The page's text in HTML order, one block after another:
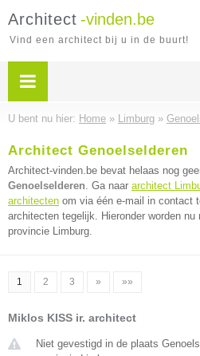
Architect -vinden.be
Vind een architect bij u in de buurt!
U bent nu hier: Home » Limburg »
Architect Genoelselderen
Architect-vinden.be bevat helaas nog
Genoelselderen. Ga naar architect
architecten om via één e-mail in contact
architecten tegelijk. Hieronder worden
provincie Limburg.
1 2 3 » »»
Miklos KISS ir. architect
Niet gevestigd in de plaats